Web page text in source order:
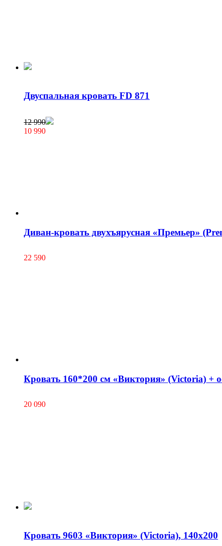
Двуспальная кровать FD 871
12 990
10 990
Диван-кровать двухъярусная «Премьер»
22 590
Кровать 160*200 см «Виктория» (Victoria) +
20 090
Кровать 9603 «Виктория» (Victoria), 140х200